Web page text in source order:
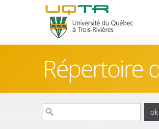
Répertoire